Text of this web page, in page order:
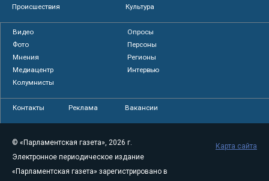
Происшествия
Культура
Видео
Опросы
Фото
Персоны
Мнения
Регионы
Медиацентр
Интервью
Колумнисты
Контакты Реклама Вакансии
© «Парламентская газета», 2026 г.
Электронное периодическое издание
«Парламентская газета» зарегистрировано в
Карта сайта